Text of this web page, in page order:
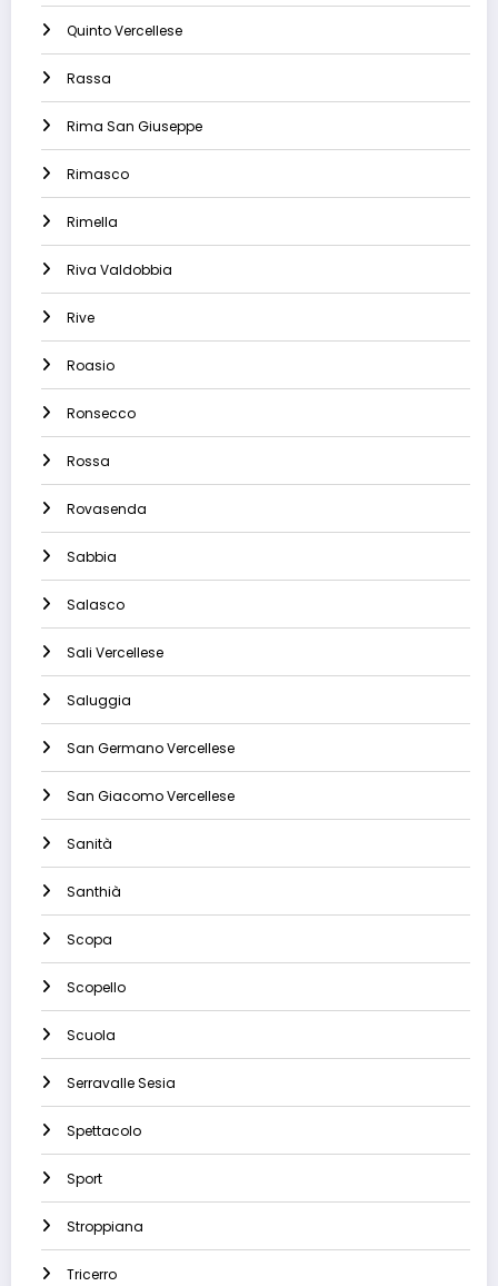
Quinto Vercellese
Rassa
Rima San Giuseppe
Rimasco
Rimella
Riva Valdobbia
Rive
Roasio
Ronsecco
Rossa
Rovasenda
Sabbia
Salasco
Sali Vercellese
Saluggia
San Germano Vercellese
San Giacomo Vercellese
Sanità
Santhià
Scopa
Scopello
Scuola
Serravalle Sesia
Spettacolo
Sport
Stroppiana
Tricerro